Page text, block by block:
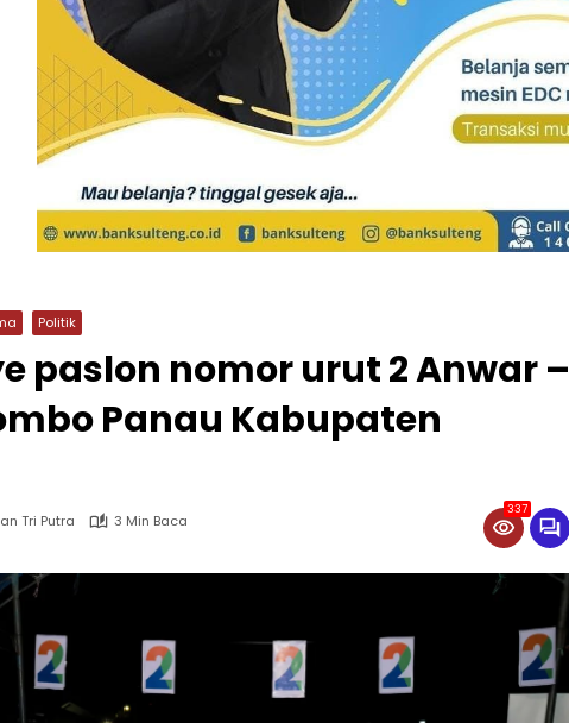
Politik
paslon nomor urut 2 Anwar –
Panau Kabupaten
Tri Putra
3 Min Baca
337